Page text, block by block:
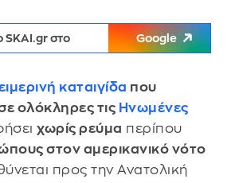
SKAI.gr στο Google
καταιγίδα που
ολόκληρες τις Ηνωμένες
χωρίς ρεύμα περίπου
στον αμερικανικό νότο
προς την Ανατολική